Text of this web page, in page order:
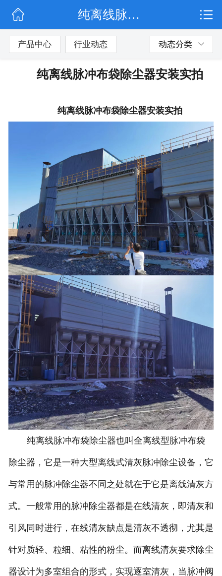
公司简介
联系我们
纯离线脉冲布袋除尘器安装实拍
产品中心 行业动态 动态分类
纯离线脉冲布袋除尘器安装实拍
纯离线脉冲布袋除尘器安装实拍
纯离线脉冲布袋除尘器也叫全离线型脉冲布袋
除尘器，它是一种大型离线式清灰脉冲除尘设备，它
与常用的脉冲除尘器不同之处就在于它是离线清灰方
式。一般常用的脉冲除尘器都是在线清灰，即清灰和
引风同时进行，在线清灰缺点是清灰不透彻，尤其是
针对质轻、粒细、粘性的粉尘。而离线清灰要求除尘
器设计为多室组合的形式，实现逐室清灰，当脉冲阀